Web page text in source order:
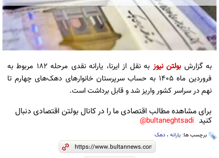
به گزارشبولتن نیوز
به نقل از ایرنا، یارانه نقدی مرحله ۱۸۲ مربوط به
فروردین ماه ۱۴۰۵ به حساب سرپرستان خانوارهای دهک‌های چهارم تا
نهم در سراسر کشور واریز شد و قابل برداشت است.
برای مشاهده مطالب اقتصادی ما را در کانال بولتن اقتصادی دنبال
کنید bultaneghtsadi@
برچسب ها: یارانه ، دهک